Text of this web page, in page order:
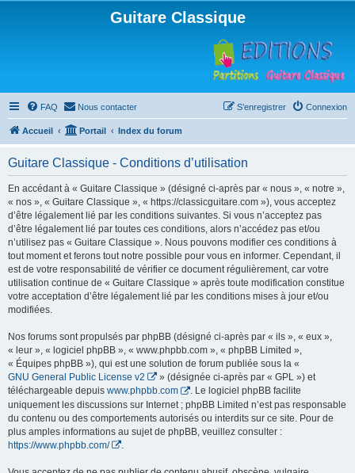
Guitare Classique
FAQ Nous contacter Connexion
S’enregistrer
Accueil Portail Index du forum
Guitare Classique - Conditions d’utilisation
En accédant à « Guitare Classique » (désigné ci-après par « nous », « notre »,
« nos », « Guitare Classique », « https://classicguitare.com »), vous acceptez
d’être légalement lié par les conditions suivantes. Si vous n’acceptez pas
d’être légalement lié par toutes ces conditions, alors n’accédez pas et/ou
n’utilisez pas « Guitare Classique ». Nous pouvons modifier ces conditions à
tout moment et ferons tout notre possible pour vous en informer. Cependant, il
est de votre responsabilité de vérifier ce document régulièrement, car votre
utilisation continue de « Guitare Classique » après toute modification constitue
votre acceptation d’être légalement lié par les conditions mises à jour et/ou
modifiées.
Nos forums sont propulsés par phpBB (désigné ci-après par « ils », « eux »,
« leur », « logiciel phpBB », « www.phpbb.com », « phpBB Limited »,
« Équipes phpBB »), qui est une solution de forum publiée sous la «
GNU General Public License v2
» (désignée ci-après par « GPL ») et
téléchargeable depuis www.phpbb.com
. Le logiciel phpBB facilite
uniquement les discussions sur Internet ; phpBB Limited n’est pas responsable
du contenu ou des comportements autorisés ou interdits sur ce site. Pour de
plus amples informations au sujet de phpBB, veuillez consulter :
https://www.phpbb.com/